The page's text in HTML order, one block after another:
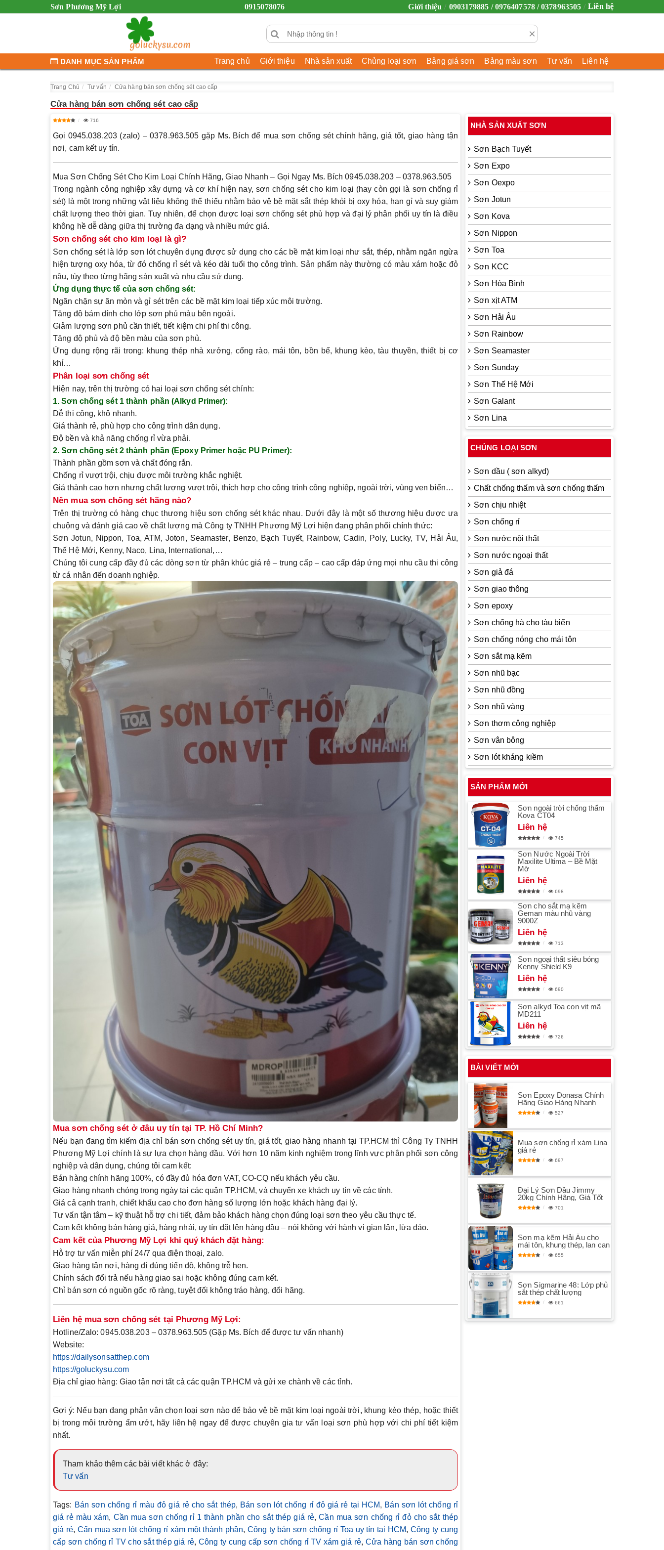
Sơn Phương Mỹ Lợi 0915078076 Giới thiệu 0903179885 / 0976407578 / 0378963505 Liên hệ
×
Trang chủ Giới thiệu Nhà sản xuất Chủng loại sơn Bảng giá sơn Bảng màu sơn Tư vấn Liên hệ
DANH MỤC SẢN PHẨM
Trang Chủ Tư vấn Cửa hàng bán sơn chống sét cao cấp
Cửa hàng bán sơn chống sét cao cấp
716
Gọi 0945.038.203 (zalo) – 0378.963.505 gặp Ms. Bích để mua sơn chống sét chính hãng, giá tốt, giao hàng tận
nơi, cam kết uy tín.
Mua Sơn Chống Sét Cho Kim Loại Chính Hãng, Giao Nhanh – Gọi Ngay Ms. Bích 0945.038.203 – 0378.963.505
Trong ngành công nghiệp xây dựng và cơ khí hiện nay, sơn chống sét cho kim loại (hay còn gọi là sơn chống rỉ
sét) là một trong những vật liệu không thể thiếu nhằm bảo vệ bề mặt sắt thép khỏi bị oxy hóa, han gỉ và suy giảm
chất lượng theo thời gian. Tuy nhiên, để chọn được loại sơn chống sét phù hợp và đại lý phân phối uy tín là điều
không hề dễ dàng giữa thị trường đa dạng và nhiều mức giá.
Sơn chống sét cho kim loại là gì?
Sơn chống sétlà lớp sơn lót chuyên dụng được sử dụng cho các bề mặt kim loại như sắt, thép, nhằm ngăn ngừa
hiện tượng oxy hóa, từ đó chống rỉ sétvà kéo dài tuổi thọ công trình. Sản phẩm này thường có màu xám hoặc đỏ
nâu, tùy theo từng hãng sản xuất và nhu cầu sử dụng.
Ứng dụng thực tế của sơn chống sét:
Ngăn chặn sự ăn mòn và gỉ séttrên các bề mặt kim loại tiếp xúc môi trường.
Tăng độ bám dính cho lớp sơn phủ màu bên ngoài.
Giảm lượng sơn phủ cần thiết, tiết kiệm chi phí thi công.
Tăng độ phủ và độ bền màu của sơn phủ.
Ứng dụng rộng rãi trong: khung thép nhà xưởng, cổng rào, mái tôn, bồn bể, khung kèo, tàu thuyền, thiết bị cơ
khí…
Phân loại sơn chống sét
Hiện nay, trên thị trường có hai loại sơn chống sét chính:
1.Sơn chống sét 1 thành phần (Alkyd Primer):
Dễ thi công, khô nhanh.
Giá thành rẻ, phù hợp cho công trình dân dụng.
Độ bền và khả năng chống rỉ vừa phải.
2.Sơn chống sét 2 thành phần (Epoxy Primer hoặc PU Primer):
Thành phần gồm sơn và chất đóng rắn.
Chống rỉ vượt trội, chịu được môi trường khắc nghiệt.
Giá thành cao hơn nhưng chất lượng vượt trội, thích hợp cho công trình công nghiệp, ngoài trời, vùng ven biển…
Nên mua sơn chống sét hãng nào?
Trên thị trường có hàng chục thương hiệu sơn chống sét khác nhau. Dưới đây là một sốthương hiệu được ưa
chuộng và đánh giá cao về chất lượng màCông ty TNHH Phương Mỹ Lợi hiện đang phân phối chính thức:
Sơn Jotun, Nippon,Toa, ATM,Joton, Seamaster, Benzo, Bạch Tuyết, Rainbow, Cadin, Poly, Lucky,TV, Hải Âu,
Thế Hệ Mới, Kenny, Naco, Lina, International ,…
Chúng tôi cung cấp đầy đủ các dòng sơn từ phân khúcgiá rẻ – trung cấp – cao cấp đáp ứng mọi nhu cầu thi công
từ cá nhân đến doanh nghiệp.
Mua sơn chống sét ở đâu uy tín tại TP. Hồ Chí Minh?
Nếu bạn đang tìm kiếm địa chỉ bán sơn chống sét uy tín, giá tốt, giao hàng nhanh tại TP.HCM thìCông Ty TNHH
Phương Mỹ Lợi chính là sự lựa chọn hàng đầu. Với hơn 10 năm kinh nghiệm trong lĩnh vực phân phối sơn công
nghiệp và dân dụng, chúng tôi cam kết:
Bán hàng chính hãng 100%, có đầy đủ hóa đơn VAT, CO-CQ nếu khách yêu cầu.
Giao hàng nhanh chóng trong ngày tại các quận TP.HCM, và chuyển xe khách uy tín về các tỉnh.
Giá cả cạnh tranh, chiết khấu cao cho đơn hàng số lượng lớn hoặc khách hàng đại lý.
Tư vấn tận tâm – kỹ thuật hỗ trợ chi tiết, đảm bảo khách hàng chọn đúng loại sơn theo yêu cầu thực tế.
Cam kết không bán hàng giả, hàng nhái, uy tín đặt lên hàng đầu – nói không với hành vi gian lận, lừa đảo.
Cam kết của Phương Mỹ Lợi khi quý khách đặt hàng:
Hỗ trợ tư vấn miễn phí 24/7 qua điện thoại, zalo.
Giao hàng tận nơi, hàng đi đúng tiến độ, không trễ hẹn.
Chính sách đổi trả nếu hàng giao sai hoặc không đúng cam kết.
Chỉ bán sơn có nguồn gốc rõ ràng, tuyệt đối không tráo hàng, đổi hãng.
Liên hệ mua sơn chống sét tại Phương Mỹ Lợi:
Hotline/Zalo: 0945.038.203 – 0378.963.505 (Gặp Ms. Bích để được tư vấn nhanh)
Website:
https://dailysonsatthep.com
https://goluckysu.com
Địa chỉ giao hàng: Giao tận nơi tất cả các quận TP.HCM và gửi xe chành về các tỉnh.
Gợi ý: Nếu bạn đang phân vân chọn loại sơn nào để bảo vệ bề mặt kim loại ngoài trời, khung kèo thép, hoặc thiết
bị trong môi trường ẩm ướt, hãy liên hệ ngay để được chuyên gia tư vấn loại sơn phù hợp với chi phí tiết kiệm
nhất.
Tham khảo thêm các bài viết khác ở đây:
Tư vấn
Tags: Bán sơn chống rỉ màu đỏ giá rẻ cho sắt thép, Bán sơn lót chống rỉ đỏ giá rẻ tại HCM, Bán sơn lót chống rỉ
giá rẻ màu xám, Cần mua sơn chống rỉ 1 thành phần cho sắt thép giá rẻ,Cần mua sơn chống rỉ đỏ cho sắt thép
giá rẻ, Cấn mua sơn lót chống rỉ xám một thành phần, Công ty bán sơn chống rỉ Toa uy tín tại HCM, Công ty cung
cấp sơn chống rỉ TV cho sắt thép giá rẻ, Công ty cung cấp sơn chống rỉ TV xám giá rẻ, Cửa hàng bán sơn chống
NHÀ SẢN XUẤT SƠN
Sơn Bạch Tuyết
Sơn Expo
Sơn Oexpo
Sơn Jotun
Sơn Kova
Sơn Nippon
Sơn Toa
Sơn KCC
Sơn Hòa Bình
Sơn xịt ATM
Sơn Hải Âu
Sơn Rainbow
Sơn Seamaster
Sơn Sunday
Sơn Thế Hệ Mới
Sơn Galant
Sơn Lina
CHỦNG LOẠI SƠN
Sơn dầu ( sơn alkyd)
Chất chống thấm và sơn chống thấm
Sơn chịu nhiệt
Sơn chống rỉ
Sơn nước nội thất
Sơn nước ngoại thất
Sơn giả đá
Sơn giao thông
Sơn epoxy
Sơn chống hà cho tàu biển
Sơn chống nóng cho mái tôn
Sơn sắt mạ kẽm
Sơn nhũ bạc
Sơn nhũ đồng
Sơn nhũ vàng
Sơn thơm công nghiệp
Sơn vân bông
Sơn lót kháng kiềm
SẢN PHẨM MỚI
Sơn ngoài trời chống thấm
Kova CT04
Liên hệ
745
Sơn Nước Ngoài Trời
Maxilite Ultima – Bề Mặt
Mờ
Liên hệ
698
Sơn cho sắt mạ kẽm
Geman màu nhũ vàng
9000Z
Liên hệ
713
Sơn ngoại thất siêu bóng
Kenny Shield K9
Liên hệ
690
Sơn alkyd Toa con vịt mã
MD211
Liên hệ
726
BÀI VIẾT MỚI
Sơn Epoxy Donasa Chính
Hãng Giao Hàng Nhanh
527
Mua sơn chống rỉ xám Lina
giá rẻ
697
Đại Lý Sơn Dầu Jimmy
20kg Chính Hãng, Giá Tốt
701
Sơn mạ kẽm Hải Âu cho
mái tôn, khung thép, lan can
655
Sơn Sigmarine 48: Lớp phủ
sắt thép chất lượng
661